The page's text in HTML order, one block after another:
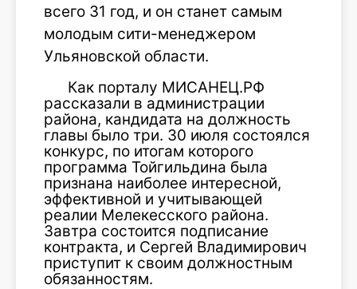
всего 31 год, и он станет самым
молодым сити-менеджером
Ульяновской области.
Как порталу МИСАНЕЦ.РФ
рассказали в администрации
района, кандидата на должность
главы было три. 30 июля состоялся
конкурс, по итогам которого
программа Тойгильдина была
признана наиболее интересной,
эффективной и учитывающей
реалии Мелекесского района.
Завтра состоится подписание
контракта, и Сергей Владимирович
приступит к своим должностным
обязанностям.